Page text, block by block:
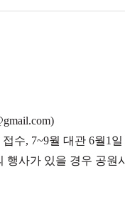
수, 7~9월 대관 6월1
사가 있을 경우 공원